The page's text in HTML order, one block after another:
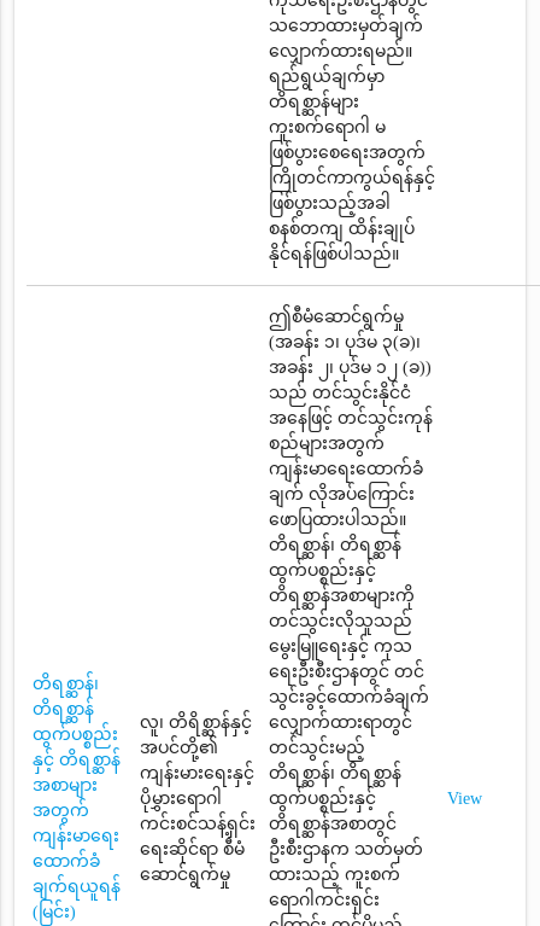
သဘောထားမှတ်ချက်
လျှောက်ထားရမည်။
ရည်ရွယ်ချက်မှာ
တိရစ္ဆာန်များ
ကူးစက်ရောဂါ မ
ဖြစ်ပွားစေရေးအတွက်
ကြိုတင်ကာကွယ်ရန်နှင့်
ဖြစ်ပွားသည့်အခါ
စနစ်တကျ ထိန်းချုပ်
နိုင်ရန်ဖြစ်ပါသည်။
တိရစ္ဆာန်၊
တိရစ္ဆာန်
ထွက်ပစ္စည်း
နှင့် တိရစ္ဆာန်
အစာများ
အတွက်
ကျန်းမာရေး
ထောက်ခံ
ချက်ရယူရန်
(မြင်း)
လူ၊ တိရိစ္ဆာန်နှင့်
အပင်တို့၏
ကျန်းမားရေးနှင့်
ပိုမွှားရောဂါ
ကင်းစင်သန့်ရှင်း
ရေးဆိုင်ရာ စီမံ
ဆောင်ရွက်မှု
ဤစီမံဆောင်ရွက်မှု
(အခန်း ၁၊ ပုဒ်မ ၃(ခ)၊
အခန်း ၂၊ ပုဒ်မ ၁၂ (ခ))
သည် တင်သွင်းနိုင်ငံ
အနေဖြင့် တင်သွင်းကုန်
စည်များအတွက်
ကျန်းမာရေးထောက်ခံ
ချက် လိုအပ်ကြောင်း
ဖောပြထားပါသည်။
တိရစ္ဆာန်၊ တိရစ္ဆာန်
ထွက်ပစ္စည်းနှင့်
တိရစ္ဆာန်အစာများကို
တင်သွင်းလိုသူသည်
မွေးမြူရေးနှင့် ကုသ
ရေးဦးစီးဌာနတွင် တင်
သွင်းခွင့်ထောက်ခံချက်
လျှောက်ထားရာတွင်
တင်သွင်းမည့်
တိရစ္ဆာန်၊ တိရစ္ဆာန်
ထွက်ပစ္စည်းနှင့်
တိရစ္ဆာန်အစာတွင်
ဦးစီးဌာနက သတ်မှတ်
ထားသည့် ကူးစက်
ရောဂါကင်းရှင်း
View